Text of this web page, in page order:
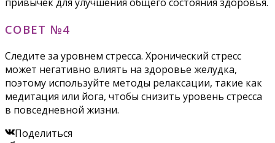
СОВЕТ №4
Следите за уровнем стресса. Хронический стресс
может негативно влиять на здоровье желудка,
поэтому используйте методы релаксации, такие как
медитация или йога, чтобы снизить уровень стресса
в повседневной жизни.
Поделиться